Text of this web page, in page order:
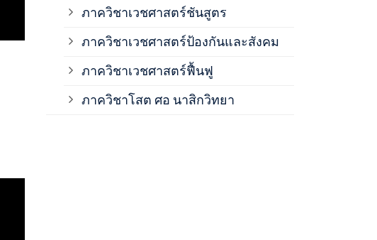
ภาควิชาเวชศาสตร์ชันสูตร
ภาควิชาเวชศาสตร์ป้องกันและสังคม
ภาควิชาเวชศาสตร์ฟื้นฟู
ภาควิชาโสต ศอ นาสิกวิทยา